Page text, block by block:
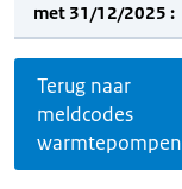
met 31/12/2025 :
Terug naar
meldcodes
warmtepompen